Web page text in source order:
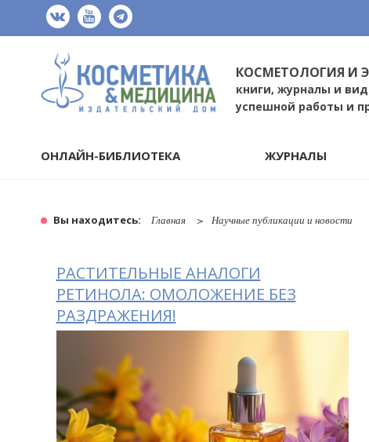
КОСМЕТОЛОГИЯ И
книги, журналы и
успешной работы и
ОНЛАЙН-БИБЛИОТЕКА ЖУРНАЛЫ
Вы находитесь: Главная Научные публикации и новости
РАСТИТЕЛЬНЫЕ АНАЛОГИ
РЕТИНОЛА: ОМОЛОЖЕНИЕ БЕЗ
РАЗДРАЖЕНИЯ!